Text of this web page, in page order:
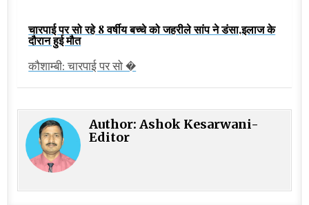
चारपाई पर सो रहे 8 वर्षीय बच्चे को जहरीले सांप ने डंसा,इलाज के
दौरान हुई मौत
कौशाम्बी: चारपाई पर सो �
Author:Ashok Kesarwani-
Editor